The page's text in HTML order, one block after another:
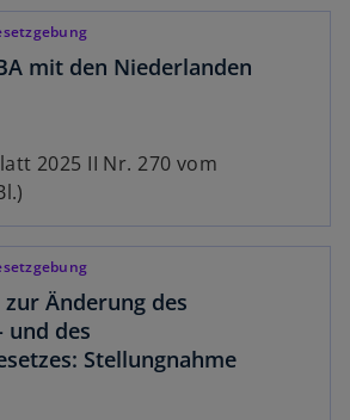
mit den Niederlanden
2025 II Nr. 270 vom
Änderung des
und des
Stellungnahme